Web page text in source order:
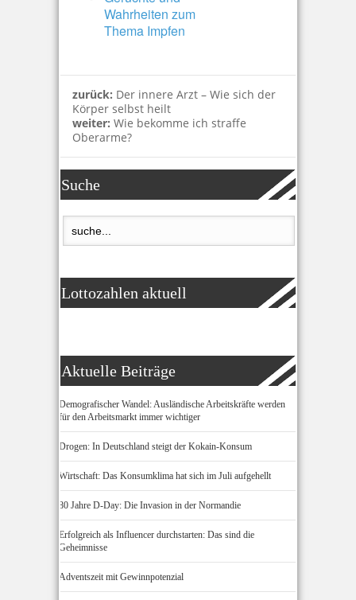
Wahrheiten zum
Thema Impfen
zurück: Der innere Arzt – Wie sich der
Körper selbst heilt
weiter: Wie bekomme ich straffe
Oberarme?
Suche
Lottozahlen aktuell
Aktuelle Beiträge
Demografischer Wandel: Ausländische Arbeitskräfte werden
für den Arbeitsmarkt immer wichtiger
Drogen: In Deutschland steigt der Kokain-Konsum
Wirtschaft: Das Konsumklima hat sich im Juli aufgehellt
80 Jahre D-Day: Die Invasion in der Normandie
Erfolgreich als Influencer durchstarten: Das sind die
Geheimnisse
Adventszeit mit Gewinnpotenzial